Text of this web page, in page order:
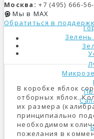
Зелень
Москва: +7 (495) 666-
Мы в MAX
Обратиться в
В коробке яблок
отборных яблок.
их размера
принципиально
необходимом
пожелания в